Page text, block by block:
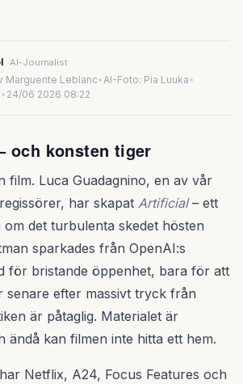
AI-Journalist
Marguerite Leblanc•AI-Foto: Pia Luuka•
• 24/06 2026 08:22
och konsten tiger
film. Luca Guadagnino, en av vår
har skapat Artificial– ett
om det turbulenta skedet hösten
sparkades från OpenAI:s
för bristande öppenhet, bara för att
senare efter massivt tryck från
är påtaglig. Materialet är
ändå kan filmen inte hitta ett hem.
Netflix, A24, Focus Features och